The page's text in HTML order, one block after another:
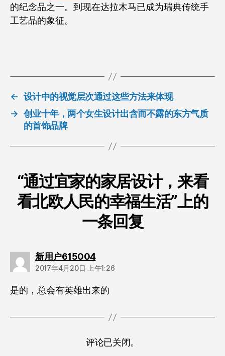
的纪念品之一。到现在达拉木马已成为瑞典传统手
工艺品的象征。
← 设计中的视觉层次通过这些方法来体现
→ 创业十年，两个女生设计出含而不露的东方气质
的首饰品牌
“通过宜家的家居设计，来看
看北欧人民的幸福生活”上的
一条回复
新用户615004说：
2017年4月20日 上午1:26
是的，总会有英雄出来的
评论已关闭。